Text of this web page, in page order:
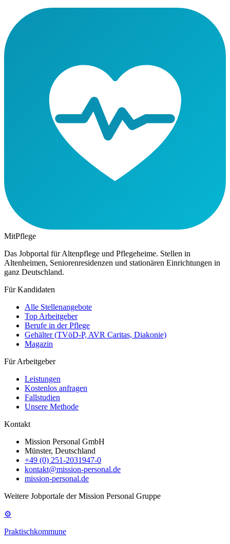
MitPflege
Das Jobportal für Altenpflege und Pflegeheime. Stellen in
Altenheimen, Seniorenresidenzen und stationären Einrichtungen in
ganz Deutschland.
Für Kandidaten
Alle Stellenangebote
Top Arbeitgeber
Berufe in der Pflege
Gehälter (TVöD-P, AVR Caritas, Diakonie)
Magazin
Für Arbeitgeber
Leistungen
Kostenlos anfragen
Fallstudien
Unsere Methode
Kontakt
Mission Personal GmbH
Münster, Deutschland
+49 (0) 251-2031947-0
kontakt@mission-personal.de
mission-personal.de
Weitere Jobportale der Mission Personal Gruppe
⚙
Praktischkommune